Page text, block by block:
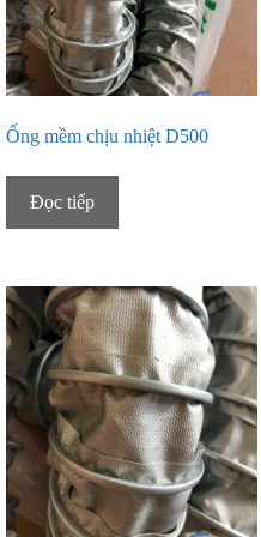
Ống mềm chịu nhiệt D500
Đọc tiếp